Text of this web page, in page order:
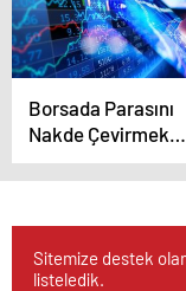
Borsada Parasını
Nakde Çevirmek
İsteyenler Dikkat
Takas İçin Bugün
Sitemize destek
listeledik.